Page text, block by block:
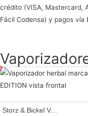
crédito (VISA, Mastercard,
Fácil Codensa) y pagos vía
Storz & Bickel Volcano Hybrid – Vaporizador Herbal y Extracciones – Tecnología de Convección y Conducción mediante intercambiador de calor